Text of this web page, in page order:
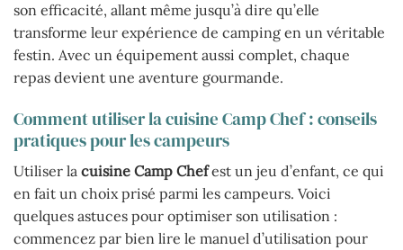
son efficacité, allant même jusqu’à dire qu’elle
transforme leur expérience de camping en un véritable
festin. Avec un équipement aussi complet, chaque
repas devient une aventure gourmande.
Comment utiliser la cuisine Camp Chef : conseils
pratiques pour les campeurs
Utiliser la cuisine Camp Chefest un jeu d’enfant, ce qui
en fait un choix prisé parmi les campeurs. Voici
quelques astuces pour optimiser son utilisation :
commencez par bien lire le manuel d’utilisation pour